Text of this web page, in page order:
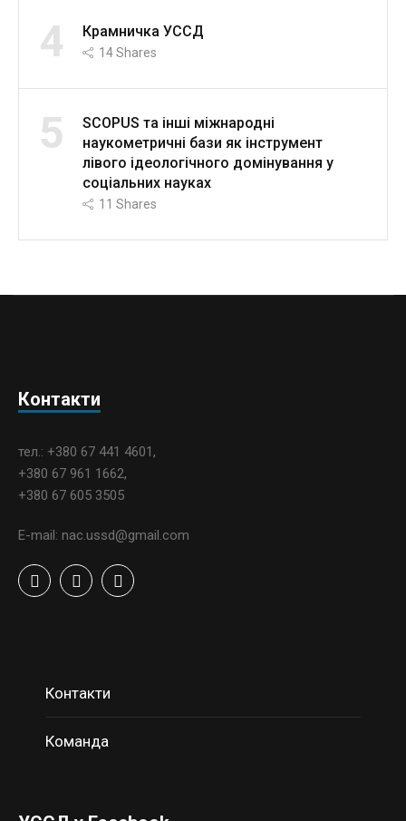
4 Крамничка УССД
14Shares
5
SCOPUS та інші міжнародні
наукометричні бази як інструмент
лівого ідеологічного домінування у
соціальних науках
11 Shares
Контакти
тел.: +380 67 441 4601,
+380 67 961 1662,
+380 67 605 3505
E-mail: nac.ussd@gmail.com
Контакти
Команда